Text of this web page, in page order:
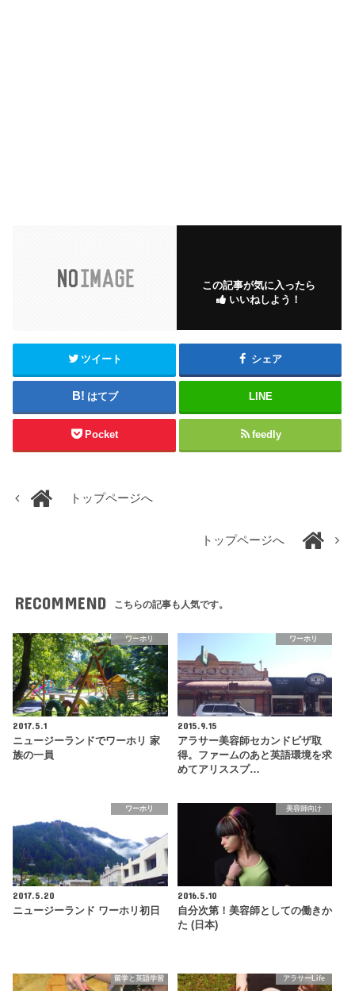
この記事が気に入ったら
いいねしよう！
ツイート シェア
はてブ LINE
Pocket feedly
トップページへ
トップページへ
RECOMMEND こちらの記事も人気です。
ワーホリ
2017.5.1
ニュージーランドでワーホリ 家
族の一員
ワーホリ
2015.9.15
アラサー美容師セカンドビザ取
得。ファームのあと英語環境を求
めてアリススプ…
ワーホリ
2017.5.20
ニュージーランド ワーホリ初日
美容師向け
2016.5.10
自分次第！美容師としての働きか
た (日本)
留学と英語学習 アラサーLife